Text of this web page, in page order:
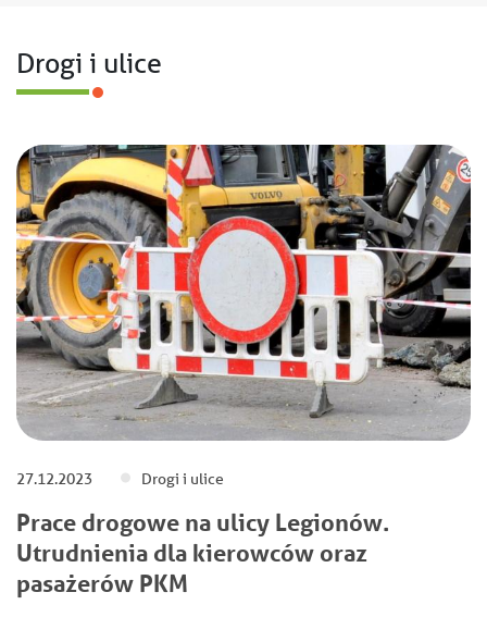
Drogi i ulice
27.12.2023 Drogi i ulice
Prace drogowe na ulicy Legionów.
Utrudnienia dla kierowców oraz
pasażerów PKM